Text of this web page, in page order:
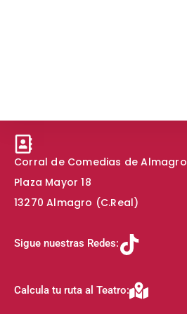
Corral de Comedias de Almagro
Plaza Mayor 18
13270 Almagro (C.Real)
Sigue nuestras Redes:
Calcula tu ruta al Teatro: